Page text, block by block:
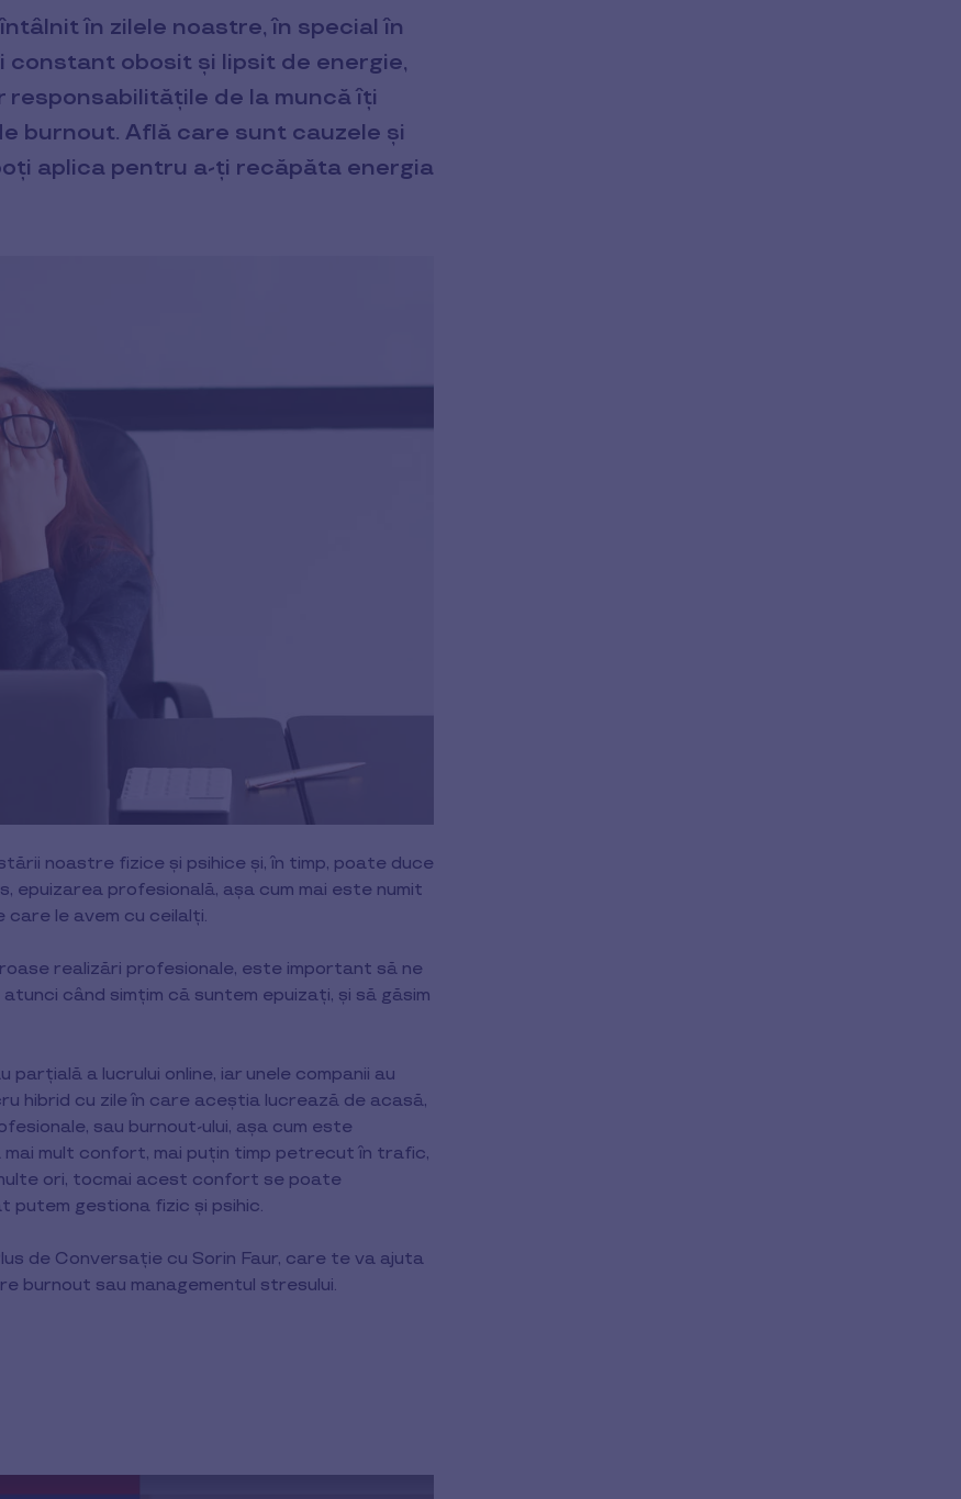
în zilele noastre, în special în
constant obosit și lipsit de energie,
responsabilitățile de la muncă îți
burnout. Află care sunt cauzele și
aplica pentru a-ți recăpăta energia
noastre fizice și psihice și, în timp, poate duce
epuizarea profesională, așa cum mai este numit
le avem cu ceilalți.
realizări profesionale, este important să ne
când simțim că suntem epuizați, și să găsim
a lucrului online, iar unele companii au
hibrid cu zile în care aceștia lucrează de acasă,
sau burnout-ului, așa cum este
mult confort, mai puțin timp petrecut în trafic,
ori, tocmai acest confort se poate
putem gestiona fizic și psihic.
de Conversație cu Sorin Faur, care te va ajuta
burnout sau managementul stresului.